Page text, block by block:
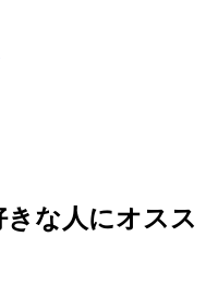
な人にオスス